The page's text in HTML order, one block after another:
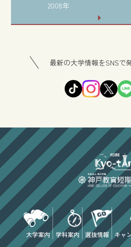
2008年
最新の大学情報をSNSで
大学案内 学科案内 選抜情報 キャ